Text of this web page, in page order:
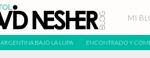
MI
ARGENTINA BAJO LA LUPA ENCONTRADO Y